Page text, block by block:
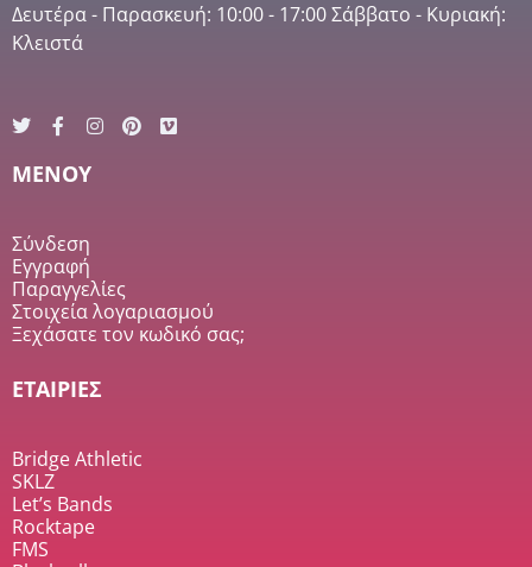
Δευτέρα - Παρασκευή: 10:00 - 17:00 Σάββατο - Κυριακή:
Κλειστά
MENOY
Σύνδεση
Εγγραφή
Παραγγελίες
Στοιχεία λογαριασμού
Ξεχάσατε τον κωδικό σας;
ΕΤΑΙΡΙΕΣ
Bridge Athletic
SKLZ
Let’s Bands
Rocktape
FMS